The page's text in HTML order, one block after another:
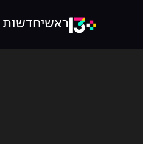
ראשיחדשות 13